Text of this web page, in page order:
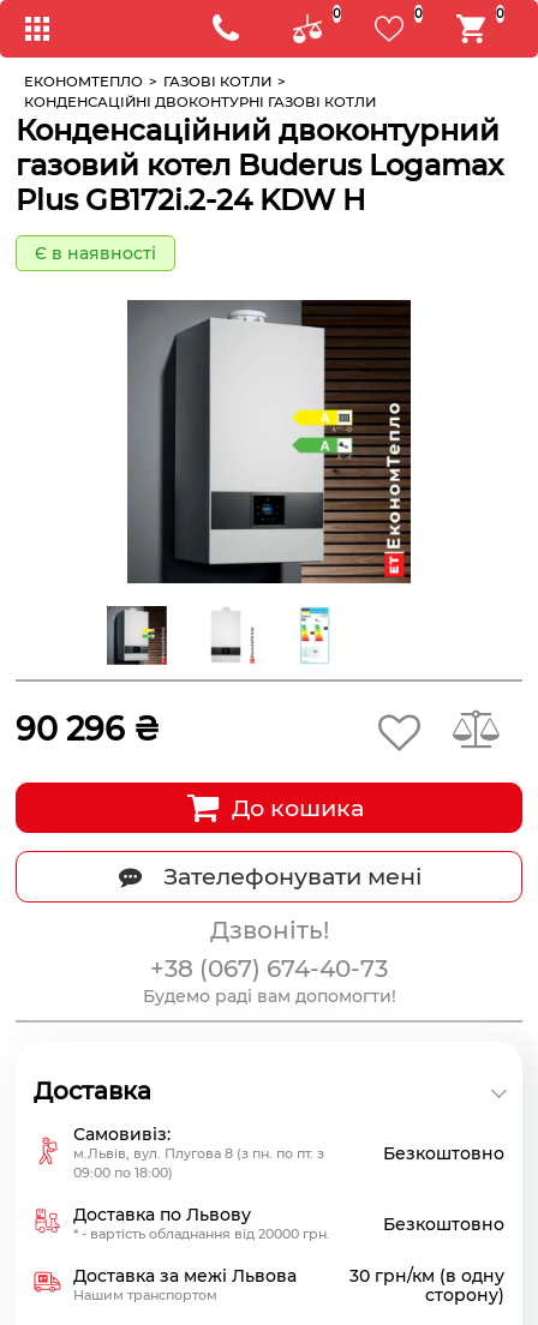
0 0 0
ЕКОНОМТЕПЛО > ГАЗОВІ КОТЛИ >
КОНДЕНСАЦІЙНІ ДВОКОНТУРНІ ГАЗОВІ КОТЛИ
Конденсаційний двоконтурний
газовий котел Buderus Logamax
Plus GB172i.2-24 KDW H
Є в наявності
90 296 ₴
До кошика
Зателефонувати мені
Дзвоніть!
+38 (067) 674-40-73
Будемо раді вам допомогти!
Доставка
Самовивіз:
м.Львів, вул. Плугова 8 (з пн. по пт. з
09:00 по 18:00)
Безкоштовно
Доставка по Львову
* - вартість обладнання від 20000 грн. Безкоштовно
Доставка за межі Львова
Нашим транспортом
30 грн/км (в одну
сторону)